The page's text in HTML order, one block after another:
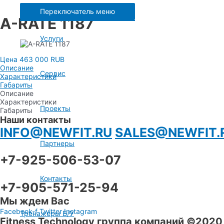
Переключатель меню
Услуги
Сервис
Проекты
Партнеры
Контакты
Тренажеры Б/У
A-RATE 1187
Цена 463 000 RUB
Описание
Характеристики
Габариты
Описание
Характеристики
Габариты
Наши контакты
INFO@NEWFIT.RU
+7-925-506-53-07
+7-905-571-25-94
Мы ждем Вас
Facebook-f Twitter Instagram
Fitness Technology группа компаний ©2020